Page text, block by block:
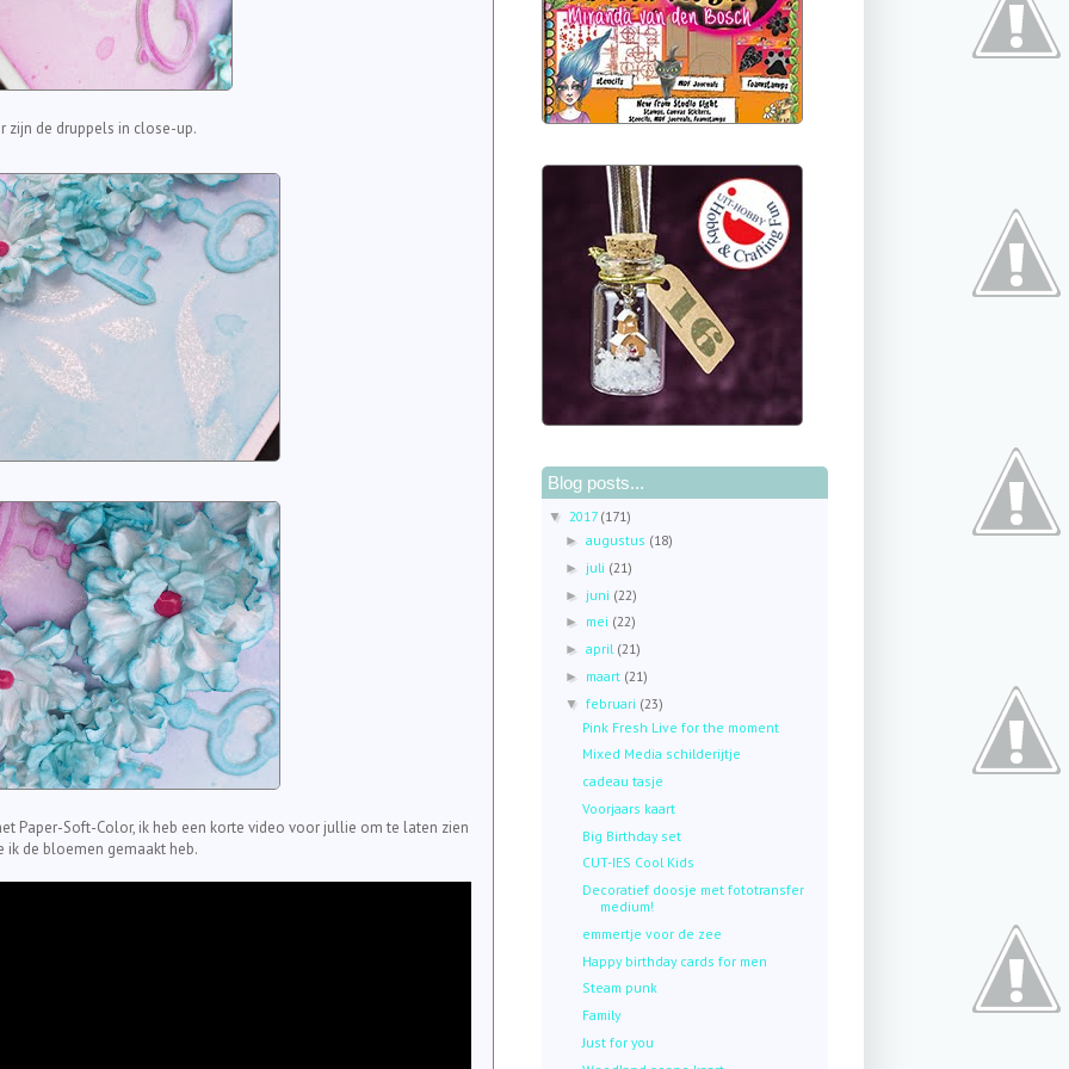
zijn de druppels in close-up.
Paper-Soft-Color, ik heb een korte video voor jullie om te laten zien
ik de bloemen gemaakt heb.
Blog posts...
▼ 2017 (171)
►augustus (18)
► juli (21)
► juni (22)
► mei (22)
►april (21)
► maart (21)
▼februari (23)
Pink Fresh Live for the moment
Mixed Media schilderijtje
cadeau tasje
Voorjaars kaart
Big Birthday set
CUT-IES Cool Kids
Decoratief doosje met fototransfer
medium!
emmertje voor de zee
Happy birthday cards for men
Steam punk
Family
Just for you